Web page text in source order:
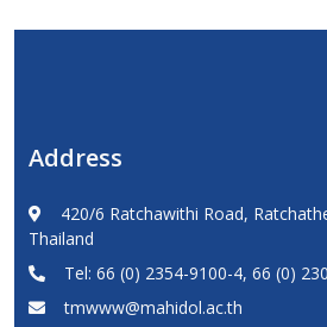
Address
420/6 Ratchawithi Road,
Thailand
Tel: 66 (0) 2354-9100-4, 66 (0)
tmwww@mahidol.ac.th